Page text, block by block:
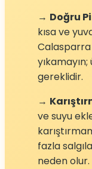
→ Doğru
kısa ve
Calasparra
gereklidir.
→
ve suyu
fazla
neden olur.